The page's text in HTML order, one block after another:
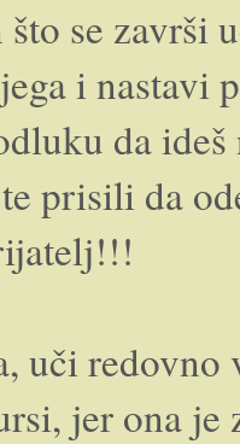
se završi
i
da
prisili da
uči
jer ona